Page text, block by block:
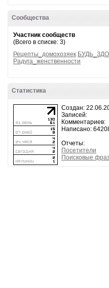
Сообщества
Участник сообществ
(Всего в списке: 3)
Рецепты_домохозяек
Радуга_женственности
Статистика
Создан:
Записей:
Комментариев:
Написано:
Отчеты:
Посетители
Поисковые